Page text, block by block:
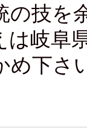
の技を
は岐阜
め下さ